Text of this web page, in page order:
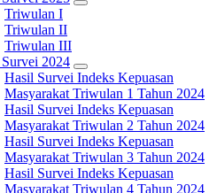
Triwulan I
Triwulan II
Triwulan III
2024
Hasil Survei Indeks Kepuasan
Masyarakat Triwulan 1 Tahun 2024
Hasil Survei Indeks Kepuasan
Masyarakat Triwulan 2 Tahun 2024
Hasil Survei Indeks Kepuasan
Masyarakat Triwulan 3 Tahun 2024
Hasil Survei Indeks Kepuasan
Masyarakat Triwulan 4 Tahun 2024